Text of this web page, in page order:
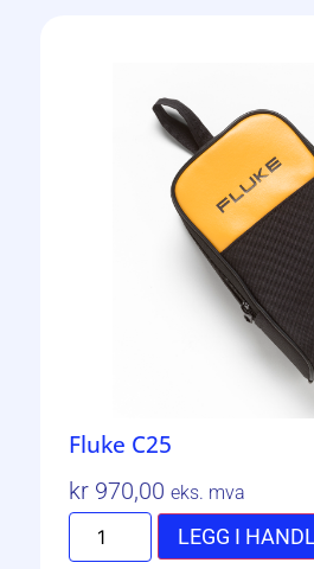
Fluke C25
kr970,00 eks. mva
LEGG I